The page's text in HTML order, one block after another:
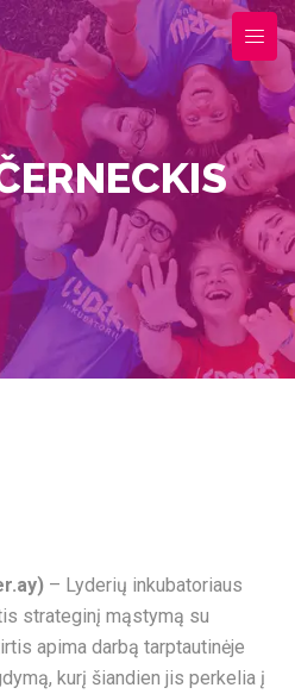
– Lyderių inkubatoriaus
strateginį mąstymą su
apima darbą tarptautinėje
kurį šiandien jis perkelia į